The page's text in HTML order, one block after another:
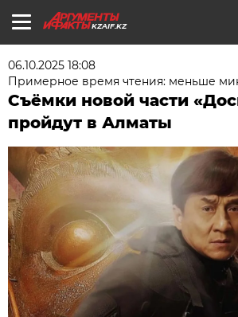
KZAIF.KZ
06.10.2025 18:08
Примерное время чтения: меньше
Съёмки новой части
пройдут в Алматы